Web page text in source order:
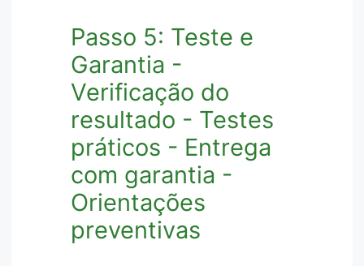
Passo 5: Teste e
Garantia -
Verificação do
resultado - Testes
práticos - Entrega
com garantia -
Orientações
preventivas